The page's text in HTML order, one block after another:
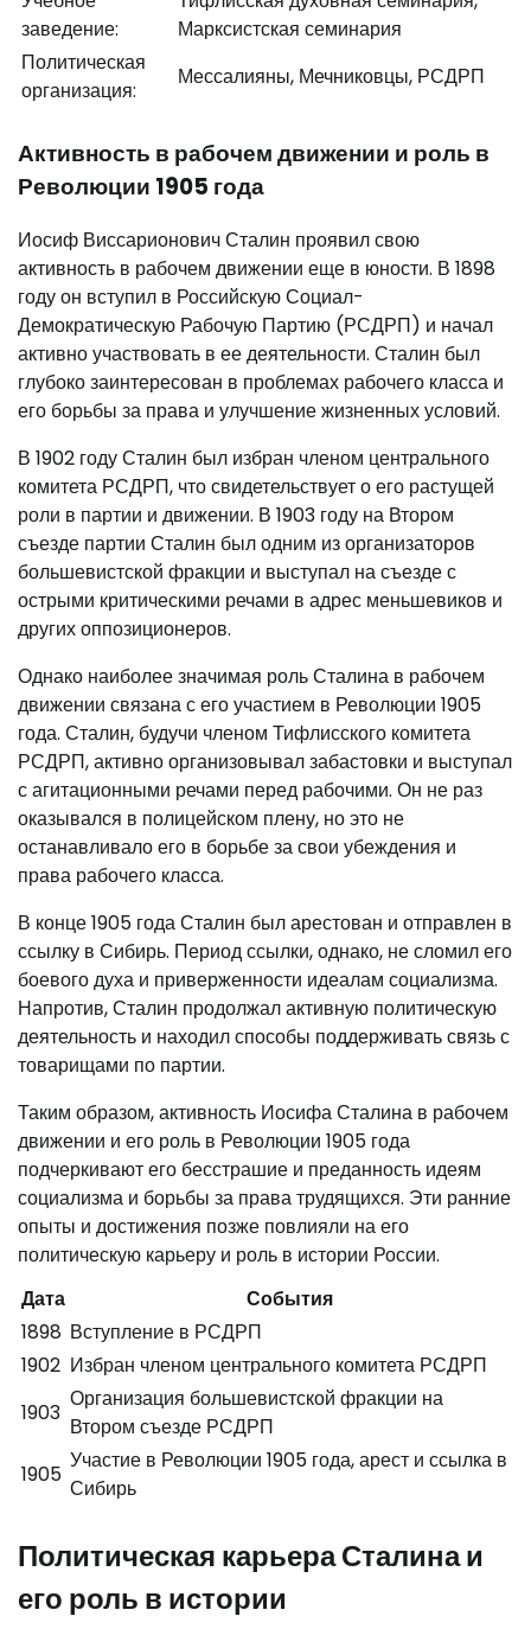
заведение:
Марксистская семинария
Политическая
организация:
Мессалияны, Мечниковцы, РСДРП
Активность в рабочем движении и роль в
Революции 1905 года
Иосиф Виссарионович Сталин проявил свою
активность в рабочем движении еще в юности. В 1898
году он вступил в Российскую Социал-
Демократическую Рабочую Партию (РСДРП) и начал
активно участвовать в ее деятельности. Сталин был
глубоко заинтересован в проблемах рабочего класса и
его борьбы за права и улучшение жизненных условий.
В 1902 году Сталин был избран членом центрального
комитета РСДРП, что свидетельствует о его растущей
роли в партии и движении. В 1903 году на Втором
съезде партии Сталин был одним из организаторов
большевистской фракции и выступал на съезде с
острыми критическими речами в адрес меньшевиков и
других оппозиционеров.
Однако наиболее значимая роль Сталина в рабочем
движении связана с его участием в Революции 1905
года. Сталин, будучи членом Тифлисского комитета
РСДРП, активно организовывал забастовки и выступал
с агитационными речами перед рабочими. Он не раз
оказывался в полицейском плену, но это не
останавливало его в борьбе за свои убеждения и
права рабочего класса.
В конце 1905 года Сталин был арестован и отправлен в
ссылку в Сибирь. Период ссылки, однако, не сломил его
боевого духа и приверженности идеалам социализма.
Напротив, Сталин продолжал активную политическую
деятельность и находил способы поддерживать связь с
товарищами по партии.
Таким образом, активность Иосифа Сталина в рабочем
движении и его роль в Революции 1905 года
подчеркивают его бесстрашие и преданность идеям
социализма и борьбы за права трудящихся. Эти ранние
опыты и достижения позже повлияли на его
политическую карьеру и роль в истории России.
Дата
События
1898 Вступление в РСДРП
1902 Избран членом центрального комитета РСДРП
1903
Организация большевистской фракции на
Втором съезде РСДРП
1905
Участие в Революции 1905 года, арест и ссылка в
Сибирь
Политическая карьера Сталина и
его роль в истории